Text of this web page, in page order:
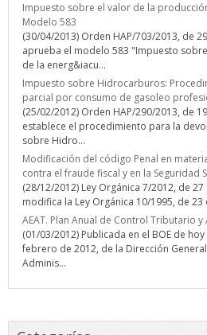
Impuesto sobre el valor de la
Modelo 583
(30/04/2013) Orden HAP/703/2013, de
aprueba el modelo 583 "Impuesto
de la energ&iacu...
Impuesto sobre Hidrocarburos:
parcial por consumo de gasoleo
(25/02/2012) Orden HAP/290/2013, de
establece el procedimiento para la
sobre Hidro...
Modificación del código Penal en
contra el fraude fiscal y en la Seguridad
(28/12/2012) Ley Orgánica 7/2012, de
modifica la Ley Orgánica 10/1995, de
AEAT. Plan Anual de Control Tributario
(01/03/2012) Publicada en el BOE de
febrero de 2012, de la Dirección
Adminis...